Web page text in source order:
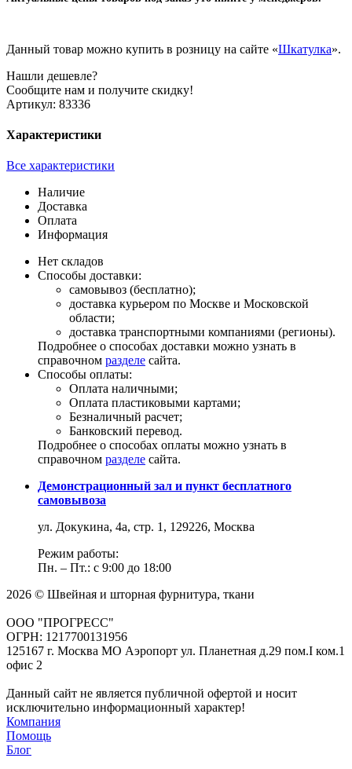
Данный товар можно купить в розницу на сайте «Шкатулка».
Нашли дешевле?
Сообщите нам и получите скидку!
Артикул: 83336
Характеристики
Все характеристики
Наличие
Доставка
Оплата
Информация
Нет складов
Способы доставки:
самовывоз (бесплатно);
доставка курьером по Москве и Московской
области;
доставка транспортными компаниями (регионы).
Подробнее о способах доставки можно узнать в
справочном разделе сайта.
Способы оплаты:
Оплата наличными;
Оплата пластиковыми картами;
Безналичный расчет;
Банковский перевод.
Подробнее о способах оплаты можно узнать в
справочном разделе сайта.
Демонстрационный зал и пункт бесплатного
самовывоза
ул. Докукина, 4а, стр. 1, 129226, Москва
Режим работы:
Пн. – Пт.: с 9:00 до 18:00
2026 © Швейная и шторная фурнитура, ткани
ООО "ПРОГРЕСС"
ОГРН: 1217700131956
125167 г. Москва МО Аэропорт ул. Планетная д.29 пом.I ком.1
офис 2
Данный сайт не является публичной офертой и носит
исключительно информационный характер!
Компания
Помощь
Блог